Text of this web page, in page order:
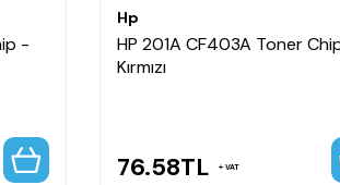
-
Hp
HP 201A CF403A Toner
Kırmızı
76.58TL VAT